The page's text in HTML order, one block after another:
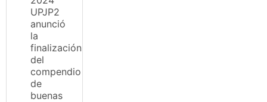
UPJP2
anunció
la
finalización
del
compendio
de
buenas